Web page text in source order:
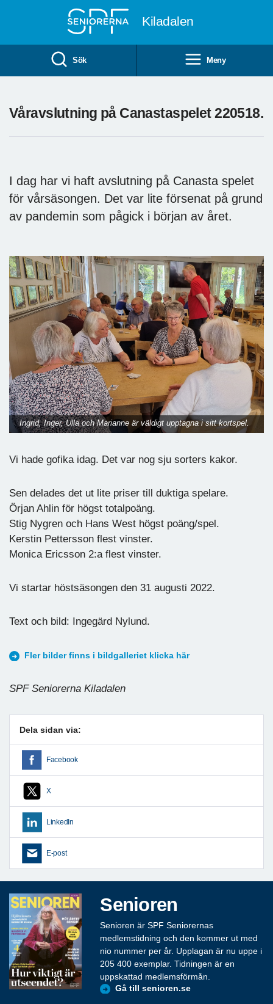
Kiladalen
Sök Meny
Våravslutning på Canastaspelet 220518.
I dag har vi haft avslutning på Canasta spelet
för vårsäsongen. Det var lite försenat på grund
av pandemin som pågick i början av året.
Ingrid, Inger, Ulla och Marianne är väldigt upptagna i sitt kortspel.
Vi hade gofika idag. Det var nog sju sorters kakor.
Sen delades det ut lite priser till duktiga spelare.
Örjan Ahlin för högst totalpoäng.
Stig Nygren och Hans West högst poäng/spel.
Kerstin Pettersson flest vinster.
Monica Ericsson 2:a flest vinster.
Vi startar höstsäsongen den 31 augusti 2022.
Text och bild: Ingegärd Nylund.
Fler bilder finns i bildgalleriet klicka här
SPF Seniorerna Kiladalen
Dela sidan via:
Facebook
X
LinkedIn
E-post
Senioren
Senioren är SPF Seniorernas
medlemstidning och den kommer ut med
nio nummer per år. Upplagan är nu uppe i
205 400 exemplar. Tidningen är en
uppskattad medlemsförmån.
Gå till senioren.se